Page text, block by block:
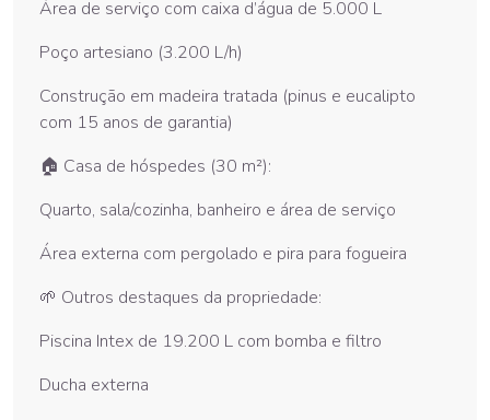
Área de serviço com caixa d’água de 5.000 L
Poço artesiano (3.200 L/h)
Construção em madeira tratada (pinus e eucalipto
com 15 anos de garantia)
🏠 Casa de hóspedes (30 m²):
Quarto, sala/cozinha, banheiro e área de serviço
Área externa com pergolado e pira para fogueira
🌱 Outros destaques da propriedade:
Piscina Intex de 19.200 L com bomba e filtro
Ducha externa